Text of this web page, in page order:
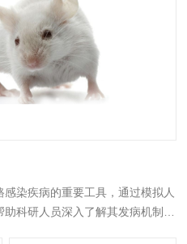
染疾病的重要工具，通过模拟人
科研人员深入了解其发病机制、